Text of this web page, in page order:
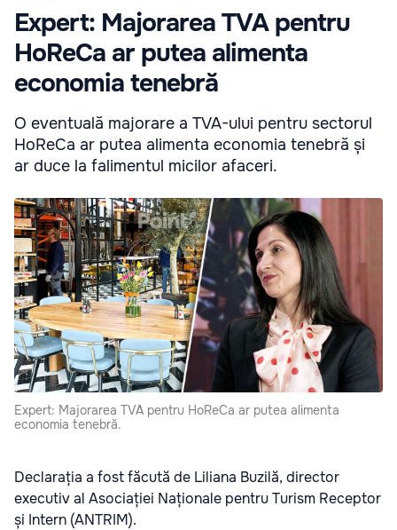
Expert: Majorarea TVA pentru
HoReCa ar putea alimenta
economia tenebră
O eventuală majorare a TVA-ului pentru sectorul
HoReCa ar putea alimenta economia tenebră și
ar duce la falimentul micilor afaceri.
Expert: Majorarea TVA pentru HoReCa ar putea alimenta
economia tenebră.
Declarația a fost făcută de Liliana Buzilă, director
executiv al Asociației Naționale pentru Turism Receptor
și Intern (ANTRIM).